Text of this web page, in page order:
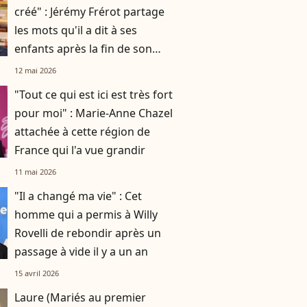
créé" : Jérémy Frérot partage
les mots qu'il a dit à ses
enfants après la fin de son
histoire avec leur mère Laure
12 mai 2026
"Tout ce qui est ici est très fort
pour moi" : Marie-Anne Chazel
attachée à cette région de
France qui l'a vue grandir
11 mai 2026
"Il a changé ma vie" : Cet
homme qui a permis à Willy
Rovelli de rebondir après un
passage à vide il y a un an
15 avril 2026
Laure (Mariés au premier